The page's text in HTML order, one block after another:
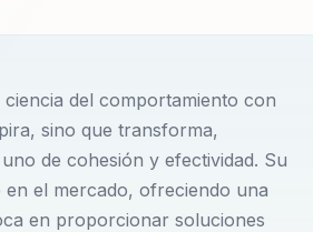
la percepción y el
a entornos complejos, sino
invita a los participantes a
del comportamiento con
sino que transforma,
de cohesión y efectividad. Su
en el mercado, ofreciendo una
en proporcionar soluciones